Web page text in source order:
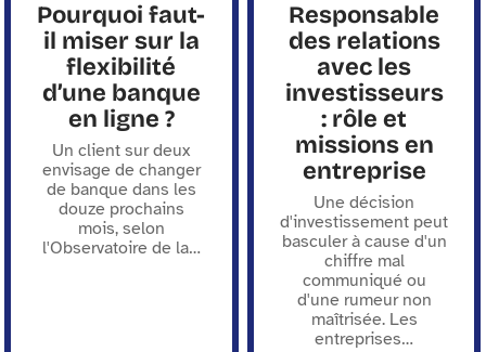
Pourquoi faut-
il miser sur la
flexibilité
d’une banque
en ligne ?
Un client sur deux
envisage de changer
de banque dans les
douze prochains
mois, selon
l'Observatoire de la…
Responsable
des relations
avec les
investisseurs
: rôle et
missions en
entreprise
Une décision
d'investissement peut
basculer à cause d'un
chiffre mal
communiqué ou
d'une rumeur non
maîtrisée. Les
entreprises…